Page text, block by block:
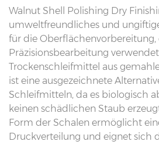
Walnut Shell Polishing Dry
umweltfreundliches und
für die Oberflächenvorbereitung,
Präzisionsbearbeitung
Trockenschleifmittel aus
ist eine ausgezeichnete
Schleifmitteln, da es biologisch
keinen schädlichen Staub
Form der Schalen ermöglicht
Druckverteilung und eignet sich